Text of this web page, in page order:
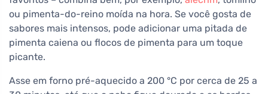
ou pimenta-do-reino moída na hora. Se você gosta de
sabores mais intensos, pode adicionar uma pitada de
pimenta caiena ou flocos de pimenta para um toque
picante.
Asse em forno pré-aquecido a 200 °C por cerca de 25 a